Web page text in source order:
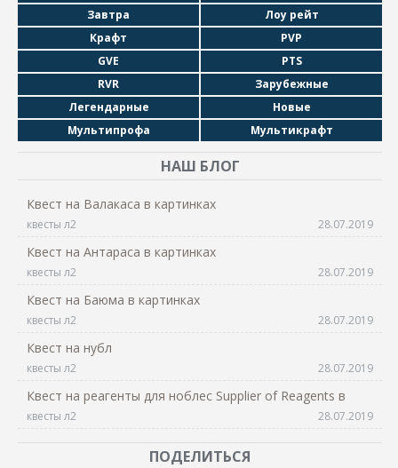
Завтра
Лоу рейт
Крафт
PVP
GVE
PTS
RVR
Зарубежные
Легендарные
Новые
Мультипрофа
Мультикрафт
НАШ БЛОГ
Квест на Валакаса в картинках
квесты л2 28.07.2019
Квест на Антараса в картинках
квесты л2 28.07.2019
Квест на Баюма в картинках
квесты л2 28.07.2019
Квест на нубл
квесты л2 28.07.2019
Квест на реагенты для ноблес Supplier of Reagents в
квесты л2 28.07.2019
ПОДЕЛИТЬСЯ